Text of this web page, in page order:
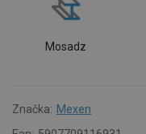
Mosadz
Značka: Mexen